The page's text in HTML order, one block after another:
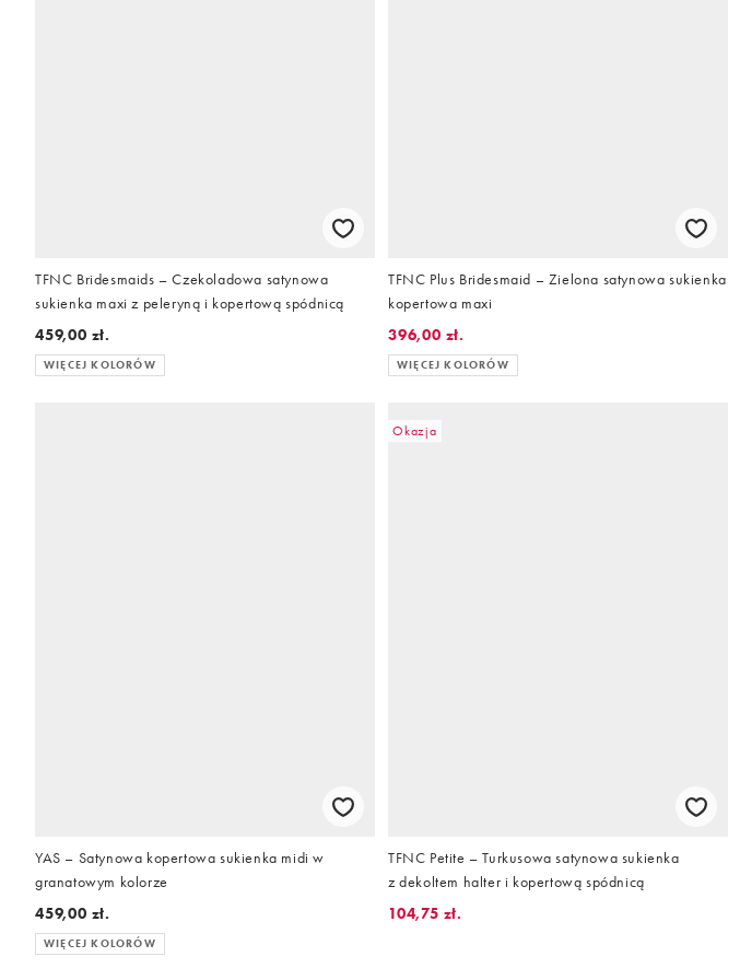
TFNC Bridesmaids – Czekoladowa satynowa
sukienka maxi z peleryną i kopertową spódnicą
459,00 zł.
WIĘCEJ KOLORÓW
TFNC Plus Bridesmaid – Zielona satynowa sukienka
kopertowa maxi
396,00 zł.
WIĘCEJ KOLORÓW
YAS – Satynowa kopertowa sukienka midi w
granatowym kolorze
459,00 zł.
WIĘCEJ KOLORÓW
Okazja
TFNC Petite – Turkusowa satynowa sukienka
z dekoltem halter i kopertową spódnicą
104,75 zł.